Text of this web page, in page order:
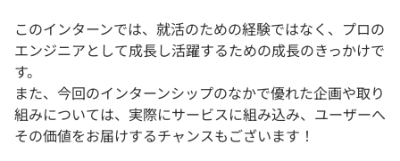
このインターンでは、就活のための経験ではなく、プロの
エンジニアとして成長し活躍するための成長のきっかけで
す。
また、今回のインターンシップのなかで優れた企画や取り
組みについては、実際にサービスに組み込み、ユーザーへ
その価値をお届けするチャンスもございます！